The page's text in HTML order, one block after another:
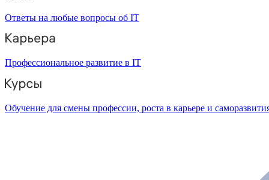
Ответы на любые вопросы об IT
Профессиональное развитие в IT
Обучение для смены профессии, роста в карьере и